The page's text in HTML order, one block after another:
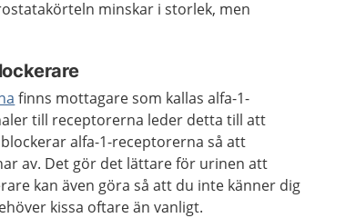
minskar i storlek, men
finns mottagare som kallas alfa-1-
till receptorerna leder detta till att
alfa-1-receptorerna så att
av. Det gör det lättare för urinen att
kan även göra så att du inte känner dig
kissa oftare än vanligt.